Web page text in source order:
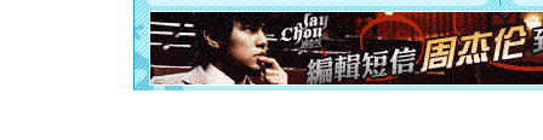
泣，这痛
卖了。水
[春节]风
颜！冬去
道一声平